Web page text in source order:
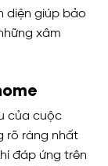
diện giúp bảo
xâm
của cuộc
rõ ràng nhất
đáp ứng trên